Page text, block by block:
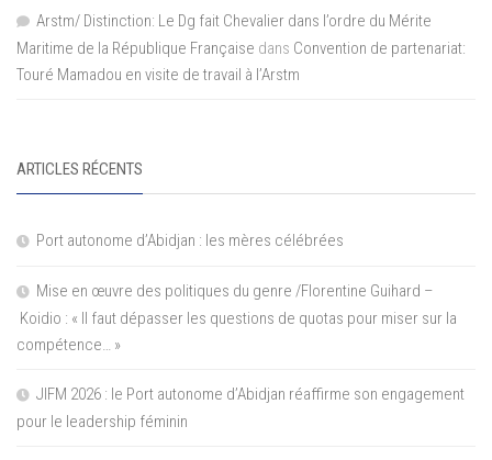
Arstm/ Distinction: Le Dg fait Chevalier dans l’ordre du Mérite
Maritime de la République Française dans Convention de partenariat:
Touré Mamadou en visite de travail à l’Arstm
ARTICLES RÉCENTS
Port autonome d’Abidjan : les mères célébrées
Mise en œuvre des politiques du genre /Florentine Guihard –
Koidio : « Il faut dépasser les questions de quotas pour miser sur la
compétence… »
JIFM 2026 : le Port autonome d’Abidjan réaffirme son engagement
pour le leadership féminin